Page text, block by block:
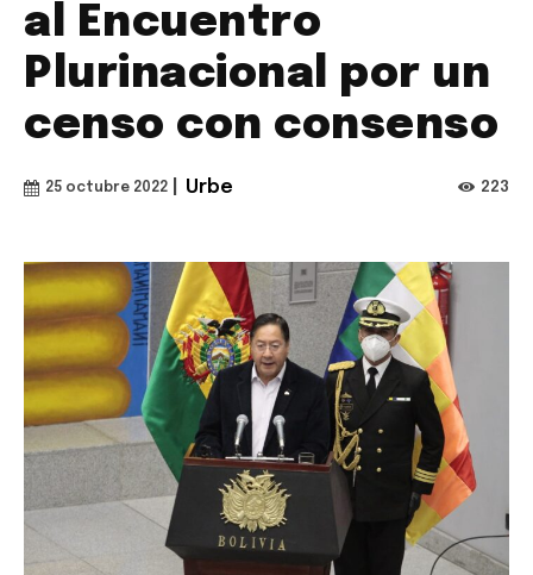
al Encuentro
Plurinacional por un
censo con consenso
25 octubre 2022 Urbe 223